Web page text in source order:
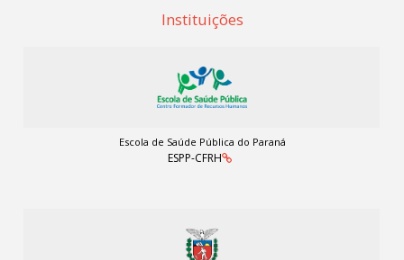
Instituições
Escola de Saúde Pública do Paraná
ESPP-CFRH